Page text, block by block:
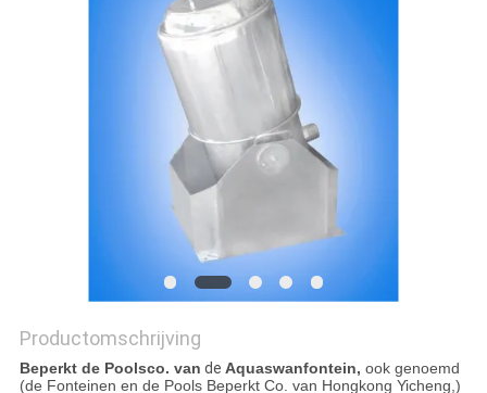
Productomschrijving
Beperkt de Poolsco. van de Aquaswanfontein, ook genoemd
(de Fonteinen en de Pools Beperkt Co. van Hongkong Yicheng,)